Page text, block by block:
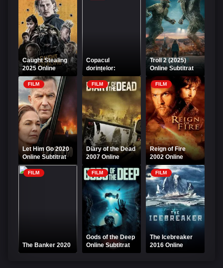
Caught Stealing
2025 Online
Subtitrat
Copacul
dorințelor:
Amintiri din
copilărie 2021
Online Subtitrat
Troll 2 (2025)
Online Subtitrat
FILM
Let Him Go 2020
Online Subtitrat
FILM
Diary of the Dead
2007 Online
Subtitrat
FILM
Reign of Fire
2002 Online
Subtitrat
FILM
The Banker 2020
FILM
Gods of the Deep
Online Subtitrat
FILM
The Icebreaker
2016 Online
Subtitrat